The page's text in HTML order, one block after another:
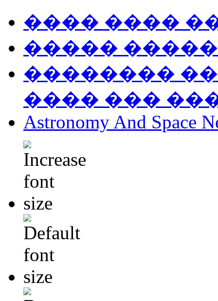
���� ����
�����
��������
���� ���
Astronomy And Space